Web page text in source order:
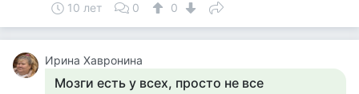
10 лет 0 0
Ирина Хавронина
Мозги есть у всех, просто не все